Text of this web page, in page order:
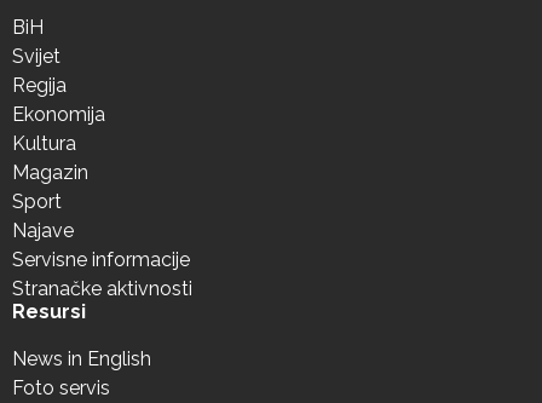
BiH
Svijet
Regija
Ekonomija
Kultura
Magazin
Sport
Najave
Servisne informacije
Stranačke aktivnosti
Resursi
News in English
Foto servis